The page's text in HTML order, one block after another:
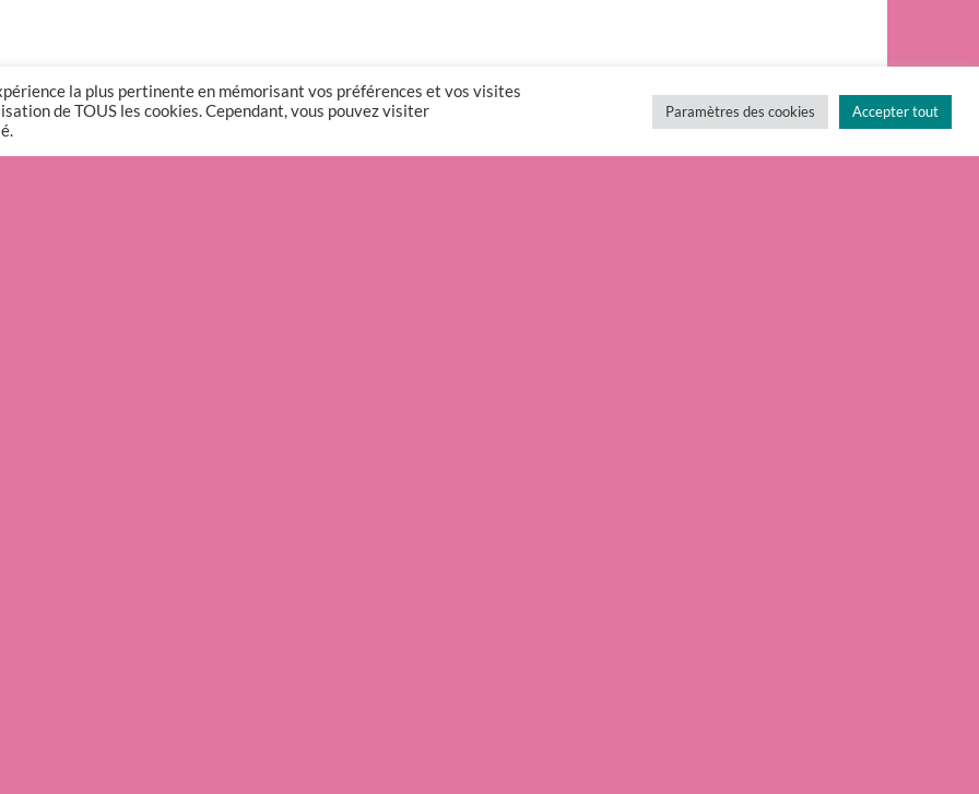
la plus pertinente en mémorisant vos préférences et vos visites
de TOUS les cookies. Cependant, vous pouvez visiter
Paramètres des cookies Accepter tout